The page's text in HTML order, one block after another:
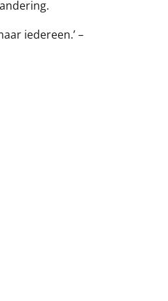
iedereen.’ –